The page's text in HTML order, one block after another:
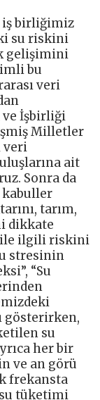
iş birliğimiz
su riskini
gelişimini
bu
veri
ve İşbirliği
Milletler
veri
ait
Sonra da
tarım,
dikkate
ile ilgili riskini
stresinin
“Su
gösterirken,
su
her bir
ve an görü
frekansta
tüketimi